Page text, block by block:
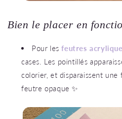
Bien le placer en
Pour lesfeutres
cases. Les pointillés
colorier, et disparaissent une
feutre opaque ✨